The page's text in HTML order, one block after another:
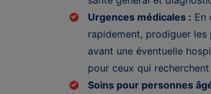
Urgences médicales : En
rapidement, prodiguer
avant une éventuelle
pour ceux qui recherchent
Soins pour personnes